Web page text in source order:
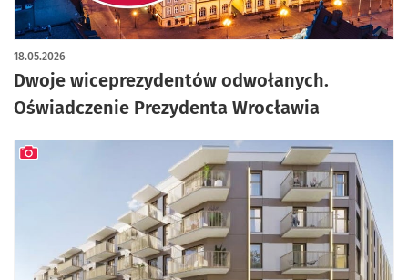
Dwoje wiceprezydentów odwołanych.
Oświadczenie Prezydenta Wrocławia
18.05.2026